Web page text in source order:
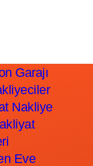
Garajı
Nakliye
Eve